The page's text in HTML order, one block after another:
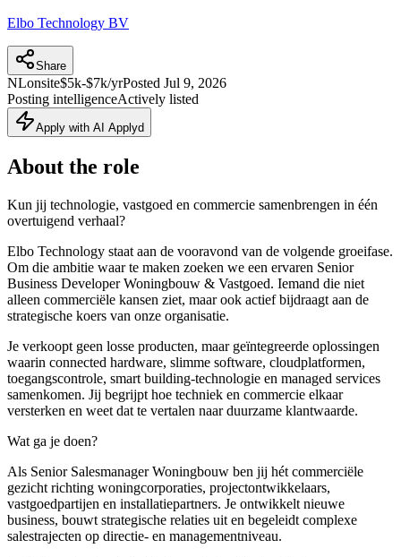
Elbo Technology BV
Share
NLonsite$5k-$7k/yrPosted Jul 9, 2026
Posting intelligenceActively listed
Apply with AI Applyd
About the role
Kun jij technologie, vastgoed en commercie samenbrengen in één
overtuigend verhaal?
Elbo Technology staat aan de vooravond van de volgende groeifase.
Om die ambitie waar te maken zoeken we een ervaren Senior
Business Developer Woningbouw & Vastgoed. Iemand die niet
alleen commerciële kansen ziet, maar ook actief bijdraagt aan de
strategische koers van onze organisatie.
Je verkoopt geen losse producten, maar geïntegreerde oplossingen
waarin connected hardware, slimme software, cloudplatformen,
toegangscontrole, smart building-technologie en managed services
samenkomen. Jij begrijpt hoe techniek en commercie elkaar
versterken en weet dat te vertalen naar duurzame klantwaarde.
Wat ga je doen?
Als Senior Salesmanager Woningbouw ben jij hét commerciële
gezicht richting woningcorporaties, projectontwikkelaars,
vastgoedpartijen en installatiepartners. Je ontwikkelt nieuwe
business, bouwt strategische relaties uit en begeleidt complexe
salestrajecten op directie- en managementniveau.